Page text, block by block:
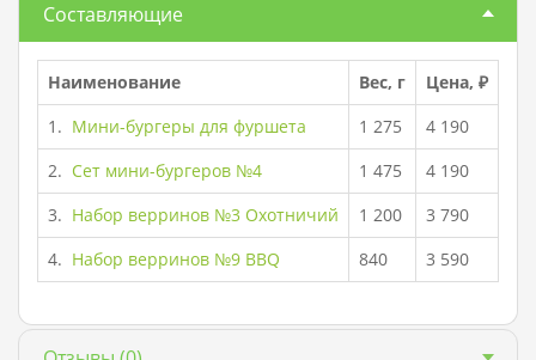
Составляющие
Наименование Вес, г
Цена, ₽
1. Мини-бургеры для фуршета 1 275
4 190
2. Сет мини-бургеров №4 1 475
4 190
3. Набор верринов №3 Охотничий 1 200
3 790
4. Набор верринов №9 BBQ 840 3 590